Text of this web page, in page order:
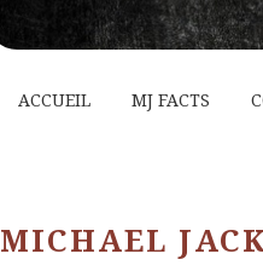
ACCUEIL MJ FACTS
MICHAEL